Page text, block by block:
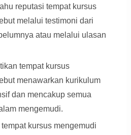
reputasi tempat kursus
melalui testimoni dari
atau melalui ulasan
tempat kursus
menawarkan kurikulum
dan mencakup semua
mengemudi.
kursus mengemudi